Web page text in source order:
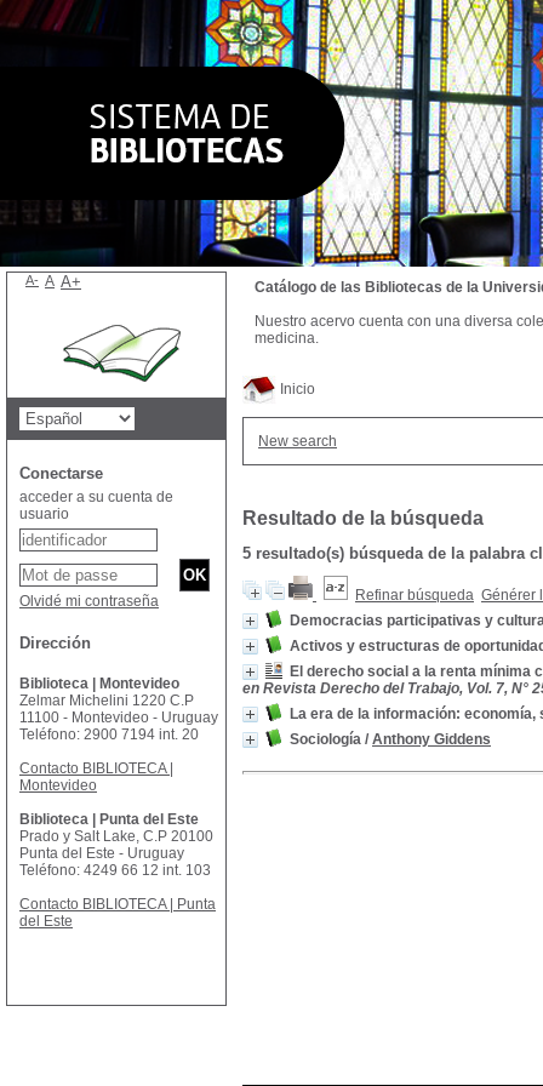
Inicio
New search
Resultado de la búsqueda
5 resultado(s) búsqueda de la palabra
Refinar búsqueda Générer
Democracias participativas y
Activos y estructuras de
El derecho social a la renta mínima
en Revista Derecho del Trabajo, Vol. 7, N°
La era de la información: economía,
Sociología / Anthony Giddens
Catálogo de las Bibliotecas de la
Nuestro acervo cuenta con una diversa
medicina.
A- A A+
Conectarse
acceder a su cuenta de
usuario
Olvidé mi contraseña
Dirección
Biblioteca | Montevideo
Zelmar Michelini 1220 C.P
11100 - Montevideo - Uruguay
Teléfono: 2900 7194 int. 20
Contacto BIBLIOTECA |
Montevideo
Biblioteca | Punta del Este
Prado y Salt Lake, C.P 20100
Punta del Este - Uruguay
Teléfono: 4249 66 12 int. 103
Contacto BIBLIOTECA | Punta
del Este